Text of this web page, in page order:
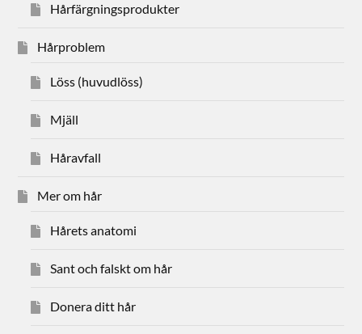
Hårfärgningsprodukter
Hårproblem
Löss (huvudlöss)
Mjäll
Håravfall
Mer om hår
Hårets anatomi
Sant och falskt om hår
Donera ditt hår